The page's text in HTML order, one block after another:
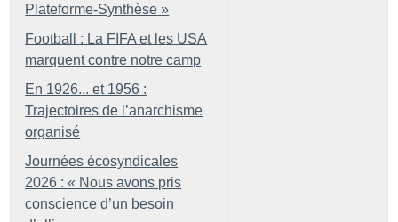
Plateforme-Synthèse »
Football : La FIFA et les USA
marquent contre notre camp
En 1926... et 1956 :
Trajectoires de l’anarchisme
organisé
Journées écosyndicales
2026 : « Nous avons pris
conscience d’un besoin